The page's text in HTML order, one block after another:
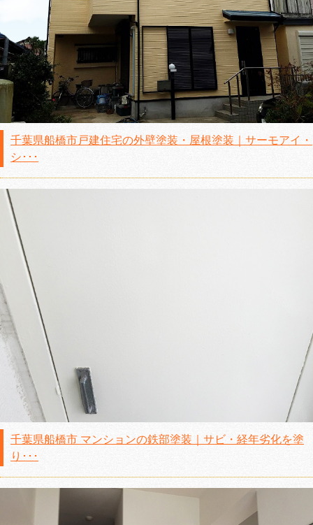
千葉県船橋市戸建住宅の外壁塗装・屋根塗装｜サーモアイ・
シ･･･
千葉県船橋市 マンションの鉄部塗装｜サビ・経年劣化を塗
り･･･